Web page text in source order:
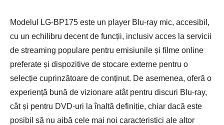
Modelul LG-BP175 este un player Blu-ray mic, accesibil,
cu un echilibru decent de funcții, inclusiv acces la servicii
de streaming populare pentru emisiunile și filme online
preferate și dispozitive de stocare externe pentru o
selecție cuprinzătoare de conținut. De asemenea, oferă o
experiență bună de vizionare atât pentru discuri Blu-ray,
cât și pentru DVD-uri la înaltă definiție, chiar dacă este
posibil să nu aibă cele mai noi caracteristici ale altor